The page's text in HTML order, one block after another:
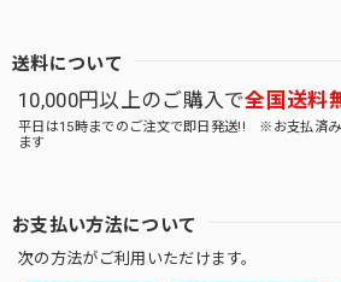
送料について
10,000円以上のご購入で全国送料
平日は15時までのご注文で即日発送!! ※お支払済み
ます
お支払い方法について
次の方法がご利用いただけます。